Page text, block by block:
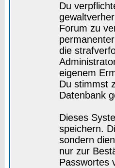
Du
Forum zu
die
eigenem
Du stimmst
Datenbank
Dieses
speichern.
sondern
nur zur
Passwortes